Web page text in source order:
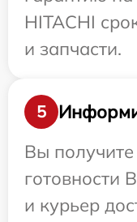
HITACHI
и запчасти.
5
Вы
готовности
и курьер